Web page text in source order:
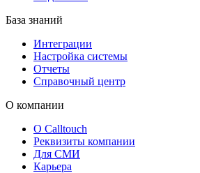
База знаний
Интеграции
Настройка системы
Отчеты
Справочный центр
О компании
О Calltouch
Реквизиты компании
Для СМИ
Карьера